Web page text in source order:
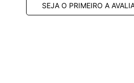
SEJA O PRIMEIRO A